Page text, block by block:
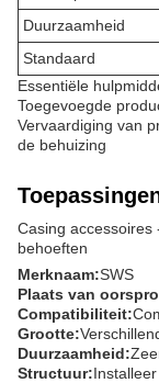
Duurzaamheid
Standaard
Essentiële
Toegevoegde
Vervaardiging van
de behuizing
Casing accessoires
behoeften
Merknaam:SWS
Plaats van
Compatibiliteit:
Grootte:
Duurzaamheid:
Structuur: